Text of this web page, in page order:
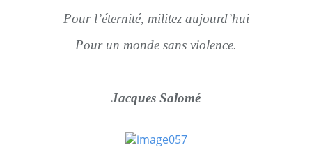
Pour l’éternité, militez aujourd’hui
Pour un monde sans violence.
Jacques Salomé